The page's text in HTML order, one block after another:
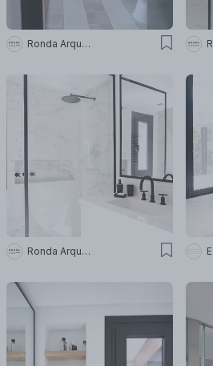
Ronda Arquitectura
Ronda Arquitectura